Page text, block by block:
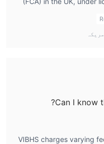
غیر EU ٹرانزیکشنز کے لیے 1.5-1.8%، بینک ٹرانزیکشنز کے لیے
its regulatory status
Can I know
VIBHS charges varying